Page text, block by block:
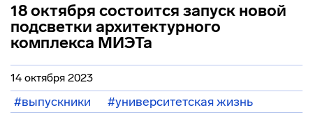
18 октября состоится запуск новой
подсветки архитектурного
комплекса МИЭТа
14 октября 2023
#выпускники #университетская жизнь